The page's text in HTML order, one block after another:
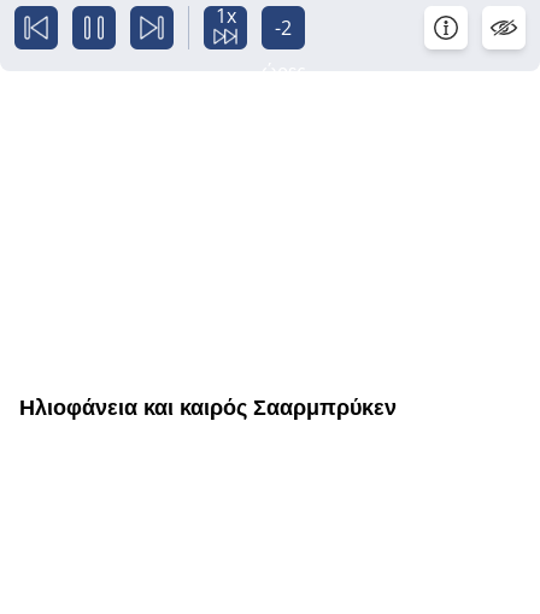
1x
-2
Ηλιοφάνεια και καιρός Σααρμπρύκεν